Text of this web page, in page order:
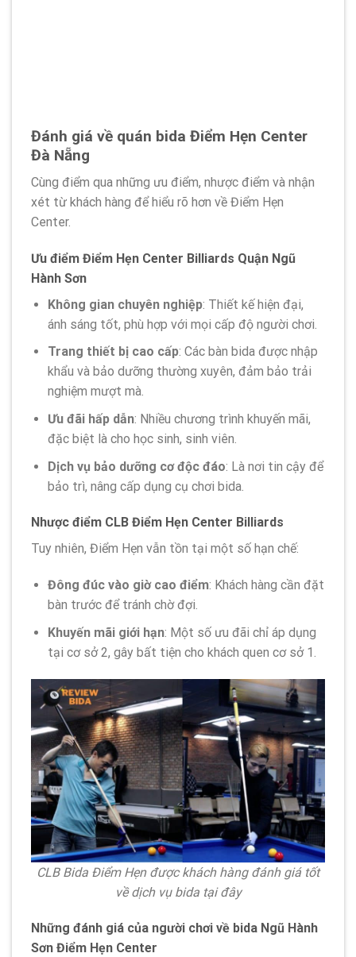
Đánh giá về quán bida Điểm Hẹn Center
Đà Nẵng
Cùng điểm qua những ưu điểm, nhược điểm và nhận
xét từ khách hàng để hiểu rõ hơn về Điểm Hẹn
Center.
Ưu điểm Điểm Hẹn Center Billiards Quận Ngũ
Hành Sơn
Không gian chuyên nghiệp: Thiết kế hiện đại,
ánh sáng tốt, phù hợp với mọi cấp độ người chơi.
Trang thiết bị cao cấp: Các bàn bida được nhập
khẩu và bảo dưỡng thường xuyên, đảm bảo trải
nghiệm mượt mà.
Ưu đãi hấp dẫn: Nhiều chương trình khuyến mãi,
đặc biệt là cho học sinh, sinh viên.
Dịch vụ bảo dưỡng cơ độc đáo: Là nơi tin cậy để
bảo trì, nâng cấp dụng cụ chơi bida.
Nhược điểm CLB Điểm Hẹn Center Billiards
Tuy nhiên, Điểm Hẹn vẫn tồn tại một số hạn chế:
Đông đúc vào giờ cao điểm: Khách hàng cần đặt
bàn trước để tránh chờ đợi.
Khuyến mãi giới hạn: Một số ưu đãi chỉ áp dụng
tại cơ sở 2, gây bất tiện cho khách quen cơ sở 1.
CLB Bida Điểm Hẹn được khách hàng đánh giá tốt
về dịch vụ bida tại đây
Những đánh giá của người chơi về bida Ngũ Hành
Sơn Điểm Hẹn Center